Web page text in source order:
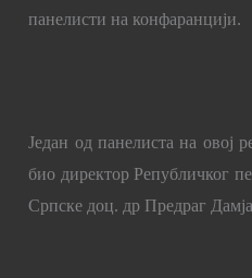
панелисти на конфаранцији.
Један од панелиста на овој
био директор Републичког
Српске доц. др Предраг